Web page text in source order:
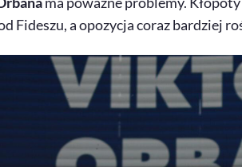
Fideszu, a opozycja coraz bardziej